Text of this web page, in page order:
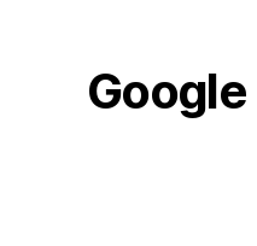
Google